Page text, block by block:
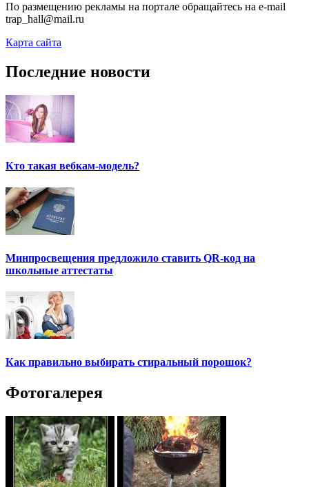
По размещению рекламы на портале обращайтесь на e-mail
trap_hall@mail.ru
Карта сайта
Последние новости
Кто такая вебкам-модель?
Минпросвещения предложило ставить QR-код на
школьные аттестаты
Как правильно выбирать стиральный порошок?
Фотогалерея